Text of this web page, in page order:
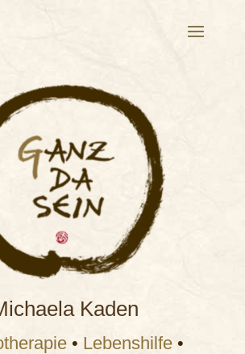
Kaden
• Lebenshilfe •